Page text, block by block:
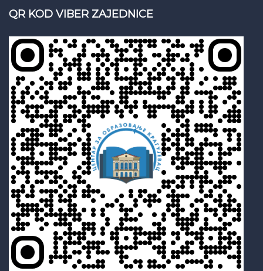
QR KOD VIBER ZAJEDNICE